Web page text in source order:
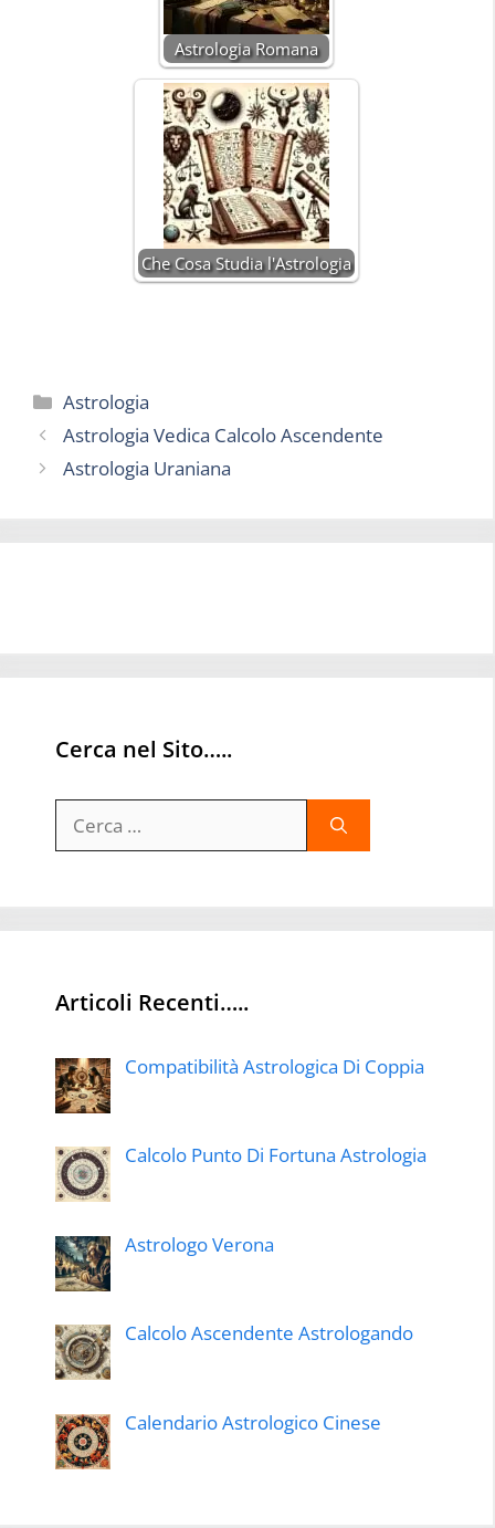
Astrologia Romana
Che Cosa Studia l'Astrologia
Categorie
Astrologia
Astrologia Vedica Calcolo Ascendente
Astrologia Uraniana
Cerca nel Sito…..
per:
Articoli Recenti…..
Compatibilità Astrologica Di Coppia
Calcolo Punto Di Fortuna Astrologia
Astrologo Verona
Calcolo Ascendente Astrologando
Calendario Astrologico Cinese